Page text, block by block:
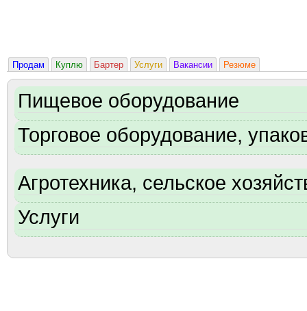
Продам Куплю Бартер Услуги Вакансии Резюме
Пищевое оборудование
Торговое оборудование,
Агротехника, сельское
Услуги